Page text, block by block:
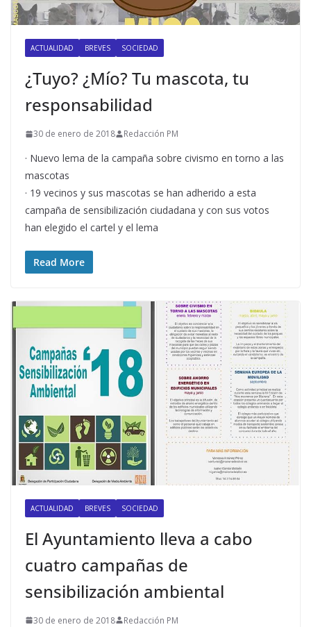
ACTUALIDAD BREVES SOCIEDAD
¿Tuyo? ¿Mío? Tu mascota, tu
responsabilidad
30 de enero de 2018 Redacción PM
· Nuevo lema de la campaña sobre civismo en torno a las
mascotas
· 19 vecinos y sus mascotas se han adherido a esta
campaña de sensibilización ciudadana y con sus votos
han elegido el cartel y el lema
Read More
ACTUALIDAD BREVES SOCIEDAD
El Ayuntamiento lleva a cabo
cuatro campañas de
sensibilización ambiental
30 de enero de 2018 Redacción PM